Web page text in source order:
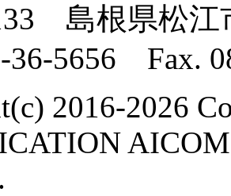
島根県松江
36-5656 Fax.
2016-2026